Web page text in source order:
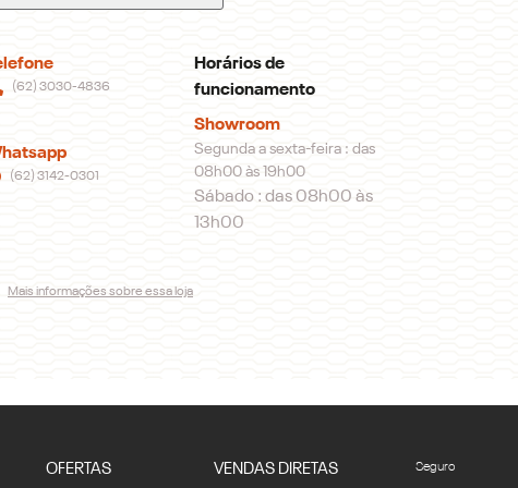
(62) 3030-4836
(62) 3142-0301
Horários de
funcionamento
Showroom
Segunda a sexta-feira : das
08h00 às 19h00
Sábado : das 08h00 às
13h00
Mais informações sobre essa loja
OFERTAS VENDAS DIRETAS Seguro